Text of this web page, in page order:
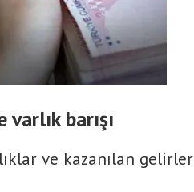
barışı
ve kazanılan gelirler